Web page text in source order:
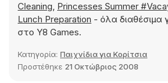
Cleaning, Princesses Summer
Lunch Preparation - όλα διαθέσιμα
στο Y8 Games.
Κατηγορία: Παιχνίδια για Κορίτσια
Προστέθηκε 21 Οκτώβριος 2008